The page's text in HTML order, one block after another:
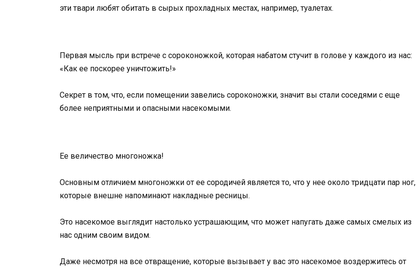
эти твари любят обитать в сырых прохладных местах, например, туалетах.
Первая мысль при встрече с сороконожкой, которая набатом стучит в голове у каждого из нас:
«Как ее поскорее уничтожить!»
Секрет в том, что, если помещении завелись сороконожки, значит вы стали соседями с еще
более неприятными и опасными насекомыми.
Ее величество многоножка!
Основным отличием многоножки от ее сородичей является то, что у нее около тридцати пар ног,
которые внешне напоминают накладные ресницы.
Это насекомое выглядит настолько устрашающим, что может напугать даже самых смелых из
нас одним своим видом.
Даже несмотря на все отвращение, которые вызывает у вас это насекомое воздержитесь от